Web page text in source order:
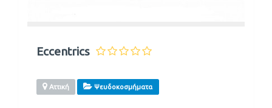
Eccentrics
Αττική Ψευδοκοσμήματα